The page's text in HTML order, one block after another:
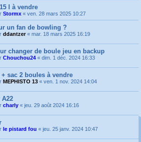
l à vendre
Stormx « ven. 28 mars 2025 10:27
un fan de bowling ?
ddantzer« mar. 18 mars 2025 16:19
changer de boule jeu en backup
Chouchou24 « dim. 1 déc. 2024 16:33
sac 2 boules à vendre
MEPHISTO 13 « ven. 1 nov. 2024 14:04
A22
charly « jeu. 29 août 2024 16:16
le pistard fou « jeu. 25 janv. 2024 10:47